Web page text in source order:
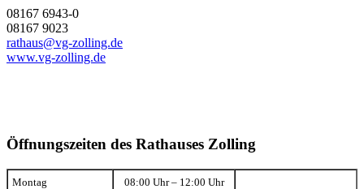
08167 6943-0
08167 9023
rathaus@vg-zolling.de
www.vg-zolling.de
Öffnungszeiten des Rathauses Zolling
Montag 08:00 Uhr – 12:00 Uhr